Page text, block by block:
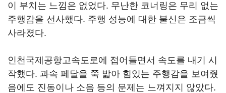
이 부치는 느낌은 없었다. 무난한 코너링은 무리 없는
주행감을 선사했다. 주행 성능에 대한 불신은 조금씩
사라졌다.
인천국제공항고속도로에 접어들면서 속도를 내기 시
작했다. 과속 페달을 쭉 밟아 힘있는 주행감을 보여줬
음에도 진동이나 소음 등의 문제는 느껴지지 않았다.